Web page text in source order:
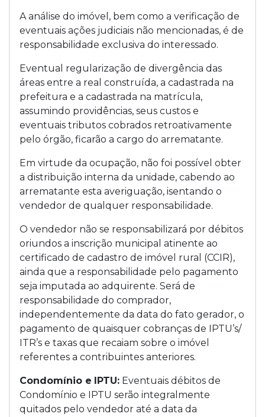
A análise do imóvel, bem como a verificação de
eventuais ações judiciais não mencionadas, é de
responsabilidade exclusiva do interessado.
Eventual regularização de divergência das
áreas entre a real construída, a cadastrada na
prefeitura e a cadastrada na matrícula,
assumindo providências, seus custos e
eventuais tributos cobrados retroativamente
pelo órgão, ficarão a cargo do arrematante.
Em virtude da ocupação, não foi possível obter
a distribuição interna da unidade, cabendo ao
arrematante esta averiguação, isentando o
vendedor de qualquer responsabilidade.
O vendedor não se responsabilizará por débitos
oriundos a inscrição municipal atinente ao
certificado de cadastro de imóvel rural (CCIR),
ainda que a responsabilidade pelo pagamento
seja imputada ao adquirente. Será de
responsabilidade do comprador,
independentemente da data do fato gerador, o
pagamento de quaisquer cobranças de IPTU’s/
ITR’s e taxas que recaiam sobre o imóvel
referentes a contribuintes anteriores.
Condomínio e IPTU: Eventuais débitos de
Condomínio e IPTU serão integralmente
quitados pelo vendedor até a data da